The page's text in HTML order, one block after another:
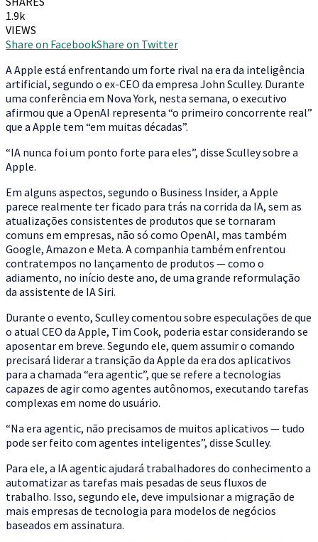
1.9k
VIEWS
Share on FacebookShare on Twitter
A Apple está enfrentando um forte rival na era da inteligência
artificial, segundo o ex-CEO da empresa John Sculley. Durante
uma conferência em Nova York, nesta semana, o executivo
afirmou que a OpenAI representa “o primeiro concorrente real”
que a Apple tem “em muitas décadas”.
“IA nunca foi um ponto forte para eles”, disse Sculley sobre a
Apple.
Em alguns aspectos, segundo o Business Insider, a Apple
parece realmente ter ficado para trás na corrida da IA, sem as
atualizações consistentes de produtos que se tornaram
comuns em empresas, não só como OpenAI, mas também
Google, Amazon e Meta. A companhia também enfrentou
contratempos no lançamento de produtos — como o
adiamento, no início deste ano, de uma grande reformulação
da assistente de IA Siri.
Durante o evento, Sculley comentou sobre especulações de que
o atual CEO da Apple, Tim Cook, poderia estar considerando se
aposentar em breve. Segundo ele, quem assumir o comando
precisará liderar a transição da Apple da era dos aplicativos
para a chamada “era agentic”, que se refere a tecnologias
capazes de agir como agentes autônomos, executando tarefas
complexas em nome do usuário.
“Na era agentic, não precisamos de muitos aplicativos — tudo
pode ser feito com agentes inteligentes”, disse Sculley.
Para ele, a IA agentic ajudará trabalhadores do conhecimento a
automatizar as tarefas mais pesadas de seus fluxos de
trabalho. Isso, segundo ele, deve impulsionar a migração de
mais empresas de tecnologia para modelos de negócios
baseados em assinatura.